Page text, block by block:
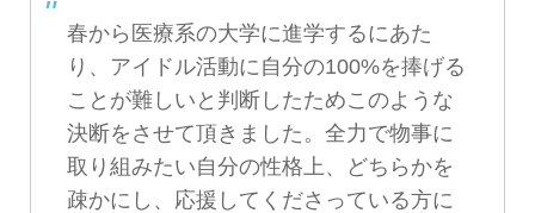
春から医療系の大学に進学するにあた
り、アイドル活動に自分の100%を捧げる
ことが難しいと判断したためこのような
決断をさせて頂きました。全力で物事に
取り組みたい自分の性格上、どちらかを
疎かにし、応援してくださっている方に